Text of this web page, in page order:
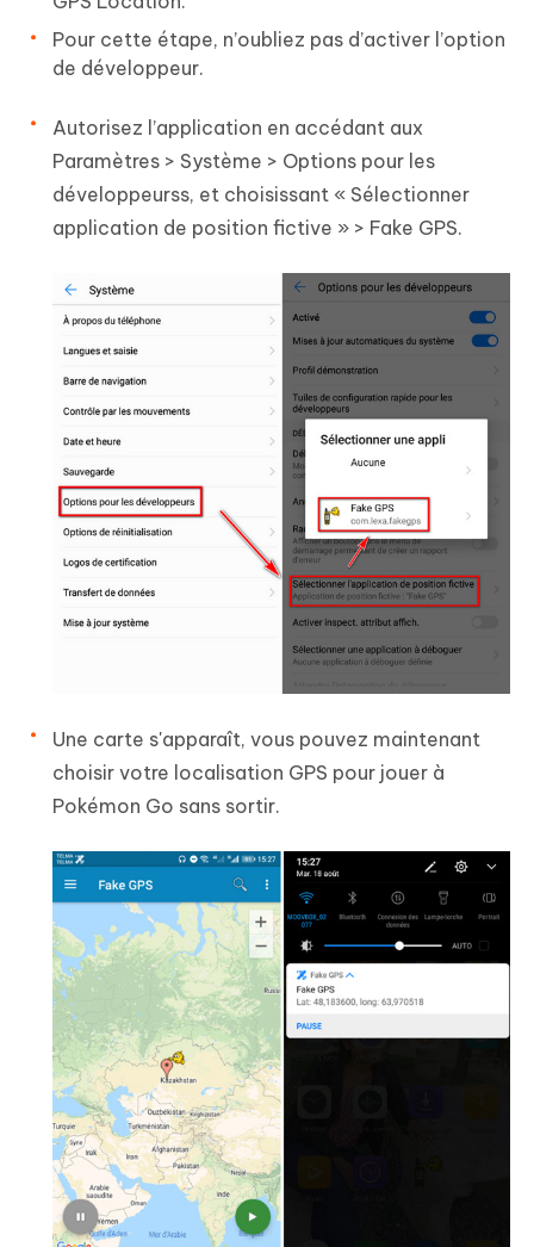
Pour cette étape, n’oubliez pas d’activer l’option
de développeur.
Autorisez l’application en accédant aux
Paramètres > Système > Options pour les
développeurss, et choisissant « Sélectionner
application de position fictive » > Fake GPS.
Une carte s'apparaît, vous pouvez maintenant
choisir votre localisation GPS pour jouer à
Pokémon Go sans sortir.